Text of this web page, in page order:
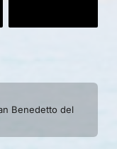
Benedetto del